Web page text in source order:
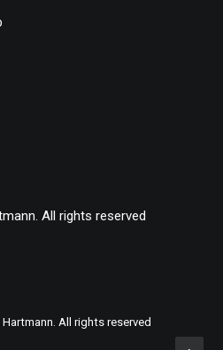
All rights reserved
All rights reserved